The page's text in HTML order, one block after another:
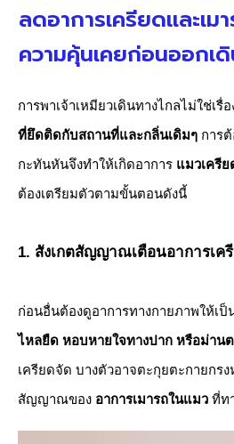
ลดอาการเครียดและเม
ความคุ้นเคยก่อนออกเ
การพาเจ้าเหมียวเดินทางไกลไม่ใช่เรื่อ
ที่ยึดติดกับสถานที่และกลิ่นเดิมๆ การ
กะทันหันจึงทำให้เกิดอาการ แมวเครีย
ต้องเตรียมตัวตามขั้นตอนดังนี้
1. สังเกตสัญญาณเตือนอาการเค
ก่อนอื่นต้องดูอาการทางกายภาพให้เ
ไหลยืด หอบหายใจทางปาก หรือม่าน
เครียดจัด บางตัวอาจตะกุยตะกายกรง
สัญญาณของ อาการเมารถในแมว ที่ท